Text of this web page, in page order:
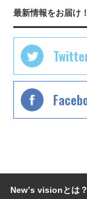
最新情報をお届け！
Newʼs visionとは？